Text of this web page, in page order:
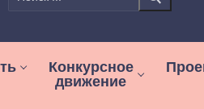
Конкурсное
движение